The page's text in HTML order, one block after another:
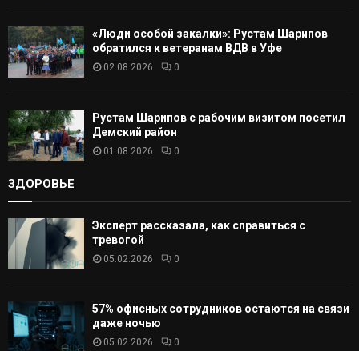
«Люди особой закалки»: Рустам Шарипов
обратился к ветеранам ВДВ в Уфе
02.08.2026 0
Рустам Шарипов с рабочим визитом посетил
Демский район
01.08.2026 0
ЗДОРОВЬЕ
Эксперт рассказала, как справиться с
тревогой
05.02.2026 0
57% офисных сотрудников остаются на связи
даже ночью
05.02.2026 0